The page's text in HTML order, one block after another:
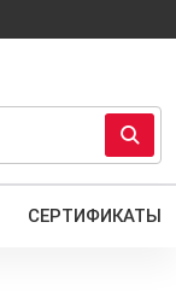
СЕРТИФИКАТЫ